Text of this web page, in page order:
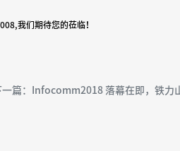
我们期待您的莅临！
一篇：Infocomm2018 落幕在即，铁力